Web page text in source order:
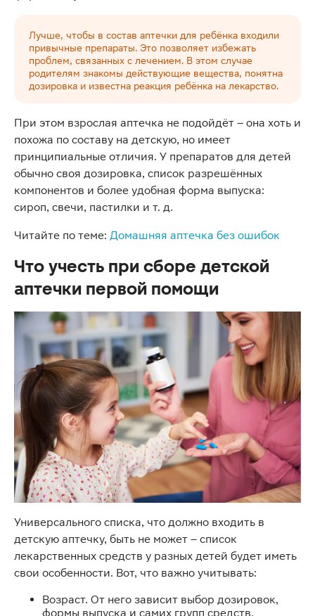
Лучше, чтобы в состав аптечки для ребёнка входили
привычные препараты. Это позволяет избежать
проблем, связанных с лечением. В этом случае
родителям знакомы действующие вещества, понятна
дозировка и известна реакция ребёнка на лекарство.
При этом взрослая аптечка не подойдёт – она хоть и
похожа по составу на детскую, но имеет
принципиальные отличия. У препаратов для детей
обычно своя дозировка, список разрешённых
компонентов и более удобная форма выпуска:
сироп, свечи, пастилки и т. д.
Читайте по теме: Домашняя аптечка без ошибок
Что учесть при сборе детской
аптечки первой помощи
Универсального списка, что должно входить в
детскую аптечку, быть не может – список
лекарственных средств у разных детей будет иметь
свои особенности. Вот, что важно учитывать:
Возраст. От него зависит выбор дозировок,
формы выпуска и самих групп средств.